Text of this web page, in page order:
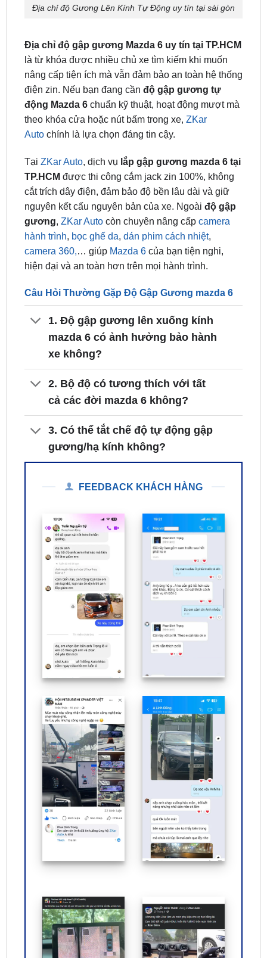
Địa chỉ độ gập gương Mazda 6 uy tín tại TP.HCM
nâng cấp tiện ích mà vẫn đảm bảo an toàn hệ thống
điện zin. Nếu bạn đang cầnđộ gập gương tự
động Mazda 6chuẩn kỹ thuật, hoạt động mượt mà
theo khóa cửa hoặc nút bấm trong xe,ZKar
Auto chính là lựa chọn đáng tin cậy.
TạiZKar Auto , dịch vụ lắp gập gương mazda 6 tại
cắt trích dây điện, đảm bảo độ bền lâu dài và giữ
nguyên kết cấu nguyên bản của xe. Ngoài độ gập
gương,ZKar Autocòn chuyên nâng cấpcamera
hành trình,bọc ghế da, dán phim cách nhiệt,
camera 360,… giúpMazda 6của bạn tiện nghi,
hiện đại và an toàn hơn trên mọi hành trình.
Câu Hỏi Thường Gặp Độ Gập Gương mazda 6
1. Độ gập gương lên xuống kính
mazda 6 có ảnh hưởng bảo hành
xe không?
2. Bộ độ có tương thích với tất
cả các đời mazda 6 không?
3. Có thể tắt chế độ tự động gập
gương/hạ kính không?
FEEDBACK KHÁCH HÀNG